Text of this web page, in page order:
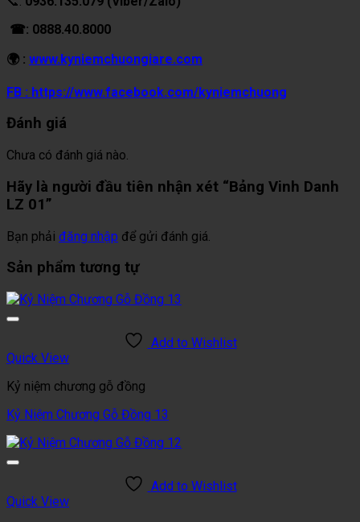
☎: 0888.40.8000
🌍 : www.kyniemchuongiare.com
FB : https://www.facebook.com/kyniemchuong
Đánh giá
Chưa có đánh giá nào.
Hãy là người đầu tiên nhận xét “Bảng Vinh Danh
LZ 01”
Bạn phải đăng nhập để gửi đánh giá.
Sản phẩm tương tự
Add to Wishlist
Quick View
Kỷ niệm chương gỗ đồng
Kỷ Niệm Chương Gỗ Đồng 13
Add to Wishlist
Quick View